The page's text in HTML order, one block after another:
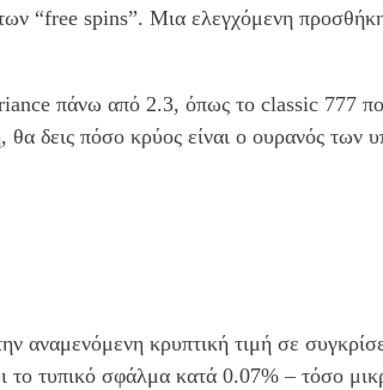
“free spins”. Μια ελεγχόμενη
πάνω από 2.3, όπως το classic 777
δεις πόσο κρύος είναι ο ουρανός των
αναμενόμενη κρυπτική τιμή σε
τυπικό σφάλμα κατά 0.07% – τόσο